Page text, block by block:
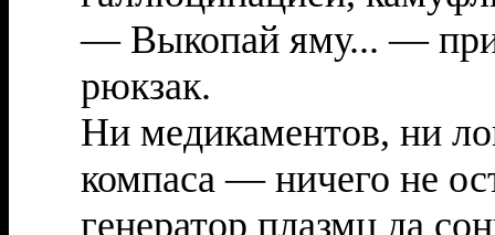
— Выкопай яму... —
рюкзак.
Ни медикаментов, ни
компаса — ничего не
генератор плазмц да